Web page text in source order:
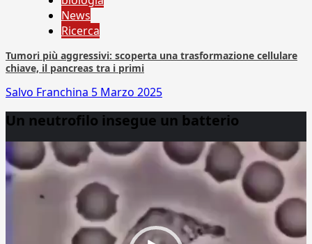
News
Ricerca
Tumori più aggressivi: scoperta una trasformazione cellulare
chiave, il pancreas tra i primi
Salvo Franchina 5 Marzo 2025
Un neutrofilo insegue un batterio
Player